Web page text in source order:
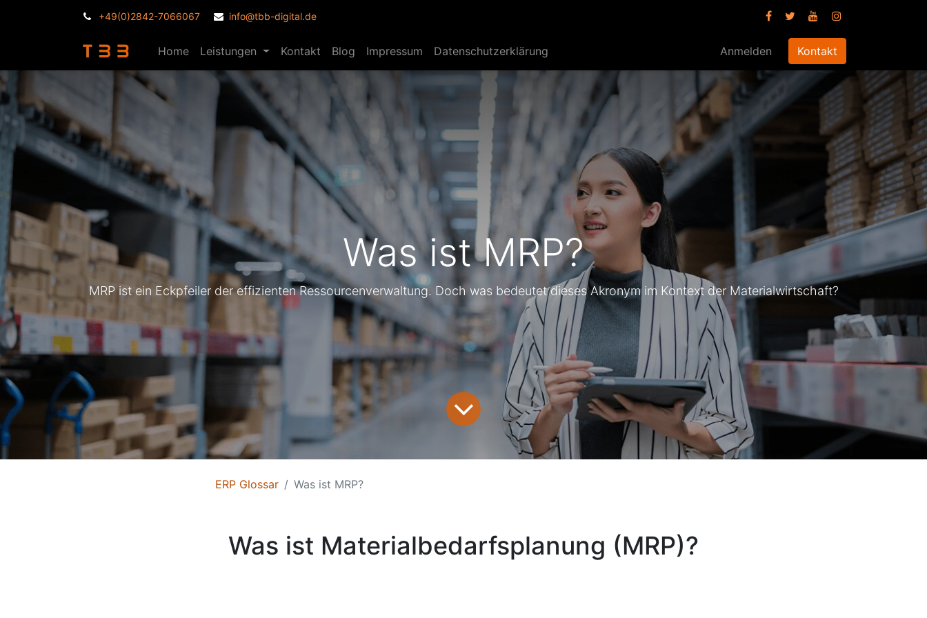
+49(0)2842-7066067 info@tbb-digital.de
Home Leistungen Kontakt Blog Impressum Datenschutzerklärung Anmelden Kontakt
Was ist MRP?
MRP ist ein Eckpfeiler der effizienten Ressourcenverwaltung. Doch was bedeutet dieses Akronym im Kontext der Materialwirtschaft?
ERP Glossar Was ist MRP?
Was ist Materialbedarfsplanung (MRP)?